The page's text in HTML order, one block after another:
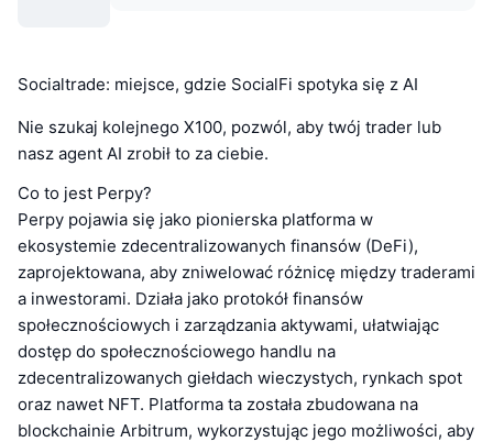
Socialtrade: miejsce, gdzie SocialFi spotyka się z AI
Nie szukaj kolejnego X100, pozwól, aby twój trader lub
nasz agent AI zrobił to za ciebie.
Co to jest Perpy?
Perpy pojawia się jako pionierska platforma w
ekosystemie zdecentralizowanych finansów (DeFi),
zaprojektowana, aby zniwelować różnicę między traderami
a inwestorami. Działa jako protokół finansów
społecznościowych i zarządzania aktywami, ułatwiając
dostęp do społecznościowego handlu na
zdecentralizowanych giełdach wieczystych, rynkach spot
oraz nawet NFT. Platforma ta została zbudowana na
blockchainie Arbitrum, wykorzystując jego możliwości, aby